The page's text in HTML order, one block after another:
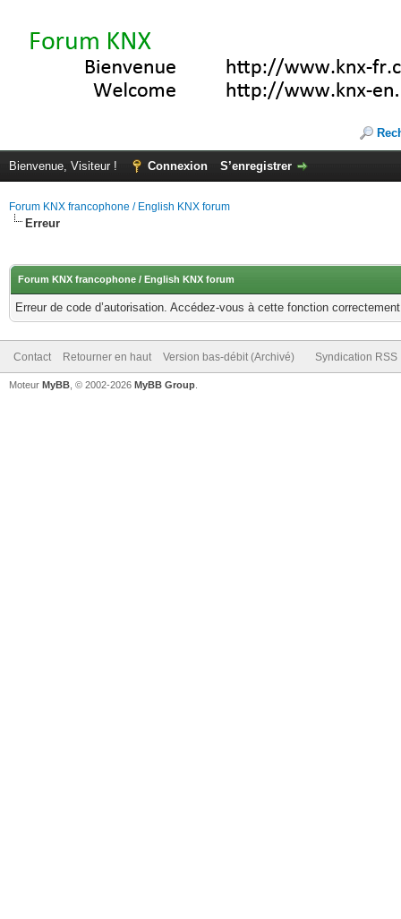
Bienvenue, Visiteur ! Connexion S’enregistrer
Forum KNX francophone / English KNX forum
Erreur
Forum KNX francophone / English KNX forum
Erreur de code d’autorisation. Accédez-vous à cette fonction
Contact Retourner en haut Version bas-débit (Archivé) Syndication RSS
Moteur MyBB , © 2002-2026 MyBB Group